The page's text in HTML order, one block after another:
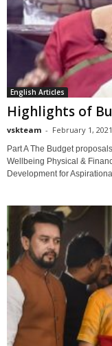
English Articles
Highlights of
vskteam - February 1, 2021
Part A The Budget
Wellbeing Physical &
Development for